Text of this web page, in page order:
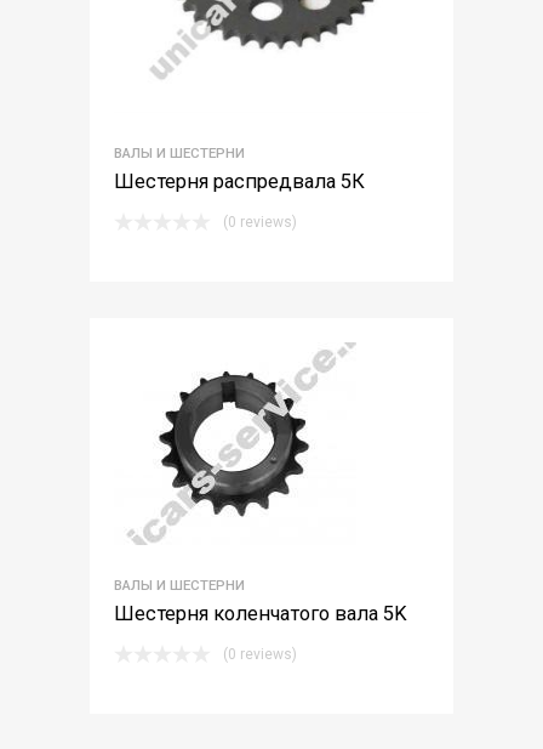
ВАЛЫ И ШЕСТЕРНИ
Шестерня распредвала 5К
(0 reviews)
ВАЛЫ И ШЕСТЕРНИ
Шестерня коленчатого вала 5K
(0 reviews)